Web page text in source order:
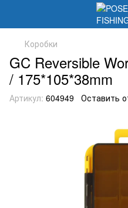
Коробки
GC Reversible
/ 175*105*38mm
Артикул: 604949 Оставить